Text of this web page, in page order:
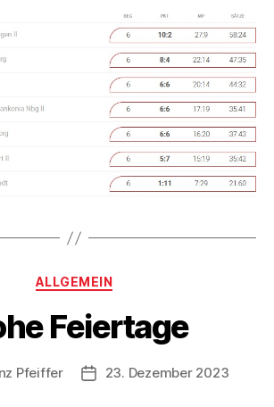
Kategorien
ALLGEMEIN
Feiertage
Pfeiffer Veröffentlichungsdatum
23. Dezember 2023